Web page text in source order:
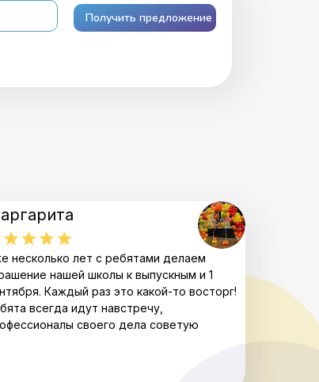
Получить предложение
несколько лет с ребятами делаем
нашей школы к выпускным и 1
Каждый раз это какой-то восторг!
всегда идут навстречу,
своего дела советую